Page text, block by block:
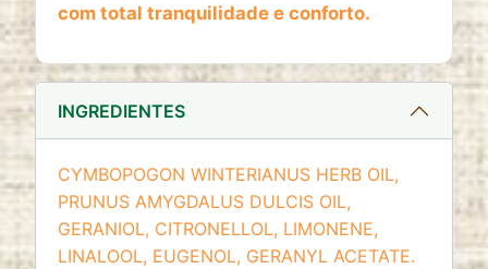
com total tranquilidade e conforto.
INGREDIENTES
CYMBOPOGON WINTERIANUS HERB OIL,
PRUNUS AMYGDALUS DULCIS OIL,
GERANIOL, CITRONELLOL, LIMONENE,
LINALOOL, EUGENOL, GERANYL ACETATE.